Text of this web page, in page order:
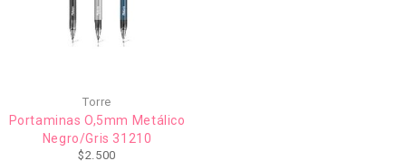
Torre
Portaminas O,5mm Metálico
Negro/Gris 31210
$2.500